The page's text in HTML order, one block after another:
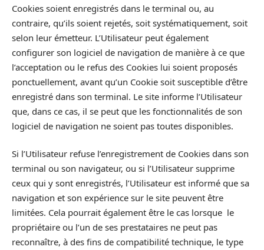
Cookies soient enregistrés dans le terminal ou, au
contraire, qu’ils soient rejetés, soit systématiquement, soit
selon leur émetteur. L’Utilisateur peut également
configurer son logiciel de navigation de manière à ce que
l’acceptation ou le refus des Cookies lui soient proposés
ponctuellement, avant qu’un Cookie soit susceptible d’être
enregistré dans son terminal. Le site informe l’Utilisateur
que, dans ce cas, il se peut que les fonctionnalités de son
logiciel de navigation ne soient pas toutes disponibles.
Si l’Utilisateur refuse l’enregistrement de Cookies dans son
terminal ou son navigateur, ou si l’Utilisateur supprime
ceux qui y sont enregistrés, l’Utilisateur est informé que sa
navigation et son expérience sur le site peuvent être
limitées. Cela pourrait également être le cas lorsque le
propriétaire ou l’un de ses prestataires ne peut pas
reconnaître, à des fins de compatibilité technique, le type